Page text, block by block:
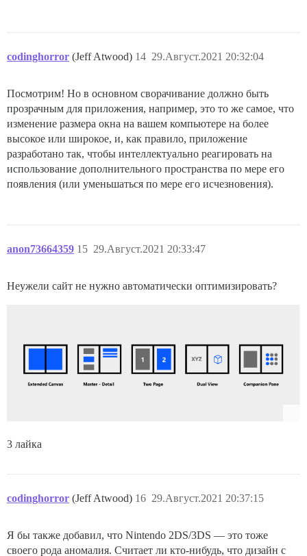
codinghorror (Jeff Atwood) 29.Август.2021 20:32:04
14
Посмотрим! Но в основном сворачивание должно быть
прозрачным для приложения, например, это то же самое, что
изменение размера окна на вашем компьютере на более
высокое или широкое, и, как правило, приложение
разработано так, чтобы интеллектуально реагировать на
использование дополнительного пространства по мере его
появления (или уменьшаться по мере его исчезновения).
anon73664359 29.Август.2021 20:33:47
15
Неужели сайт не нужно автоматически оптимизировать?
3 лайка
codinghorror (Jeff Atwood) 29.Август.2021 20:37:15
16
Я бы также добавил, что Nintendo 2DS/3DS — это тоже
своего рода аномалия. Считает ли кто-нибудь, что дизайн с